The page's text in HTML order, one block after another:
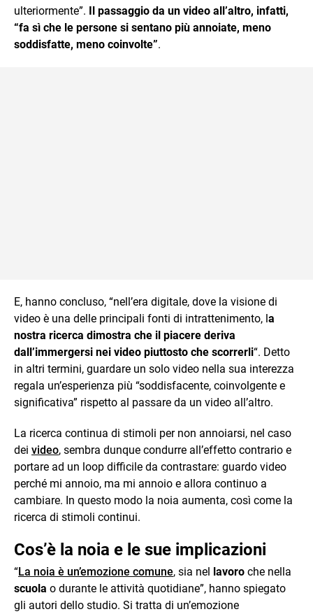
ulteriormente”. Il passaggio da un video all’altro, infatti,
“fa sì che le persone si sentano più annoiate, meno
soddisfatte, meno coinvolte”.
E, hanno concluso, “nell’era digitale, dove la visione di
video è una delle principali fonti di intrattenimento, la
nostra ricerca dimostra che il piacere deriva
dall’immergersi nei video piuttosto che scorrerli“. Detto
in altri termini, guardare un solo video nella sua interezza
regala un’esperienza più “soddisfacente, coinvolgente e
significativa” rispetto al passare da un video all’altro.
La ricerca continua di stimoli per non annoiarsi, nel caso
dei video, sembra dunque condurre all’effetto contrario e
portare ad un loop difficile da contrastare: guardo video
perché mi annoio, ma mi annoio e allora continuo a
cambiare. In questo modo la noia aumenta, così come la
ricerca di stimoli continui.
Cos’è la noia e le sue implicazioni
“La noia è un’emozione comune, sia nel lavoro che nella
scuola o durante le attività quotidiane”, hanno spiegato
gli autori dello studio. Si tratta di un’emozione